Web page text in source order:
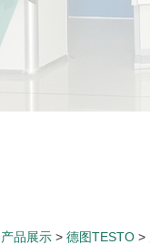
产品展示 > 德图TESTO >